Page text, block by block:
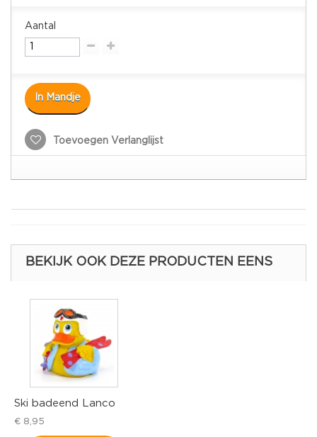
Aantal
In Mandje
Toevoegen Verlanglijst
BEKIJK OOK DEZE PRODUCTEN EENS
Ski badeend Lanco
€ 8,95